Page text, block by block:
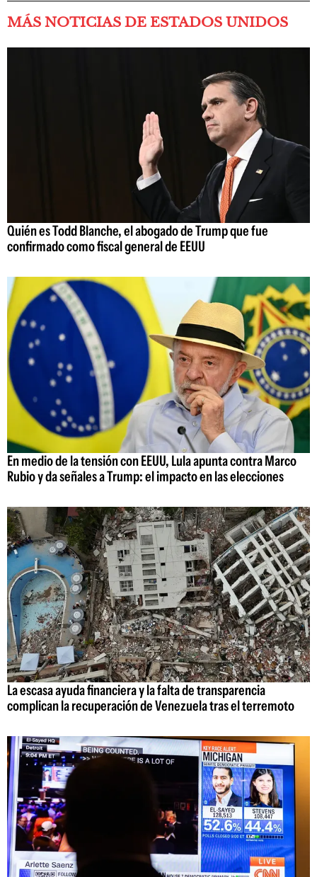
MÁS NOTICIAS DE ESTADOS UNIDOS
Quién es Todd Blanche, el abogado de Trump que fue
confirmado como fiscal general de EEUU
En medio de la tensión con EEUU, Lula apunta contra Marco
Rubio y da señales a Trump: el impacto en las elecciones
La escasa ayuda financiera y la falta de transparencia
complican la recuperación de Venezuela tras el terremoto